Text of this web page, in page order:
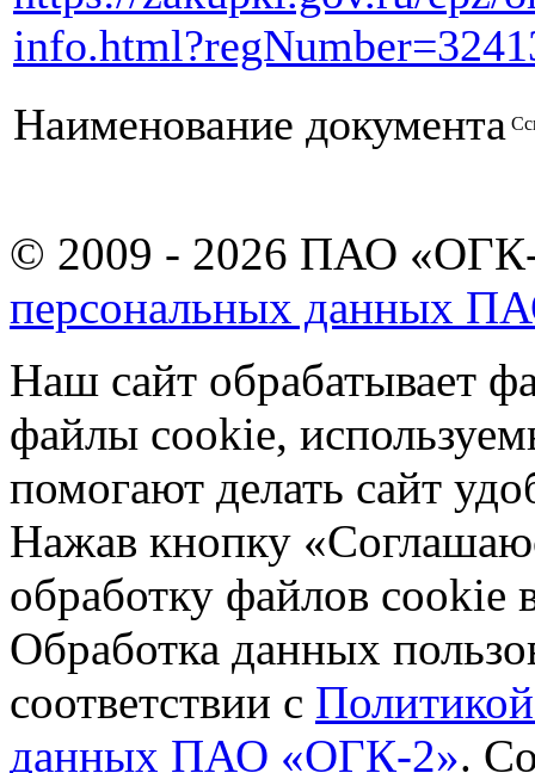
Наименование документа
© 2009 - 2026 ПАО
персональных данных
Наш сайт обрабатывает
файлы cookie,
помогают делать сайт
Нажав кнопку
обработку файлов cookie
Обработка данных
соответствии с
данных ПАО «ОГК-2».